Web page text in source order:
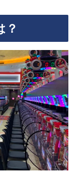
？